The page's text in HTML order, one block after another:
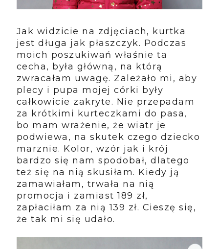
Jak widzicie na zdjęciach, kurtka
jest długa jak płaszczyk. Podczas
moich poszukiwań właśnie ta
cecha, była główną, na którą
zwracałam uwagę. Zależało mi, aby
plecy i pupa mojej córki były
całkowicie zakryte. Nie przepadam
za krótkimi kurteczkami do pasa,
bo mam wrażenie, że wiatr je
podwiewa, na skutek czego dziecko
marznie. Kolor, wzór jak i krój
bardzo się nam spodobał, dlatego
też się na nią skusiłam. Kiedy ją
zamawiałam, trwała na nią
promocja i zamiast 189 zł,
zapłaciłam za nią 139 zł. Cieszę się,
że tak mi się udało.